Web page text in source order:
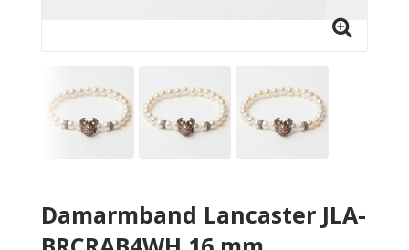
Damarmband Lancaster JLA-